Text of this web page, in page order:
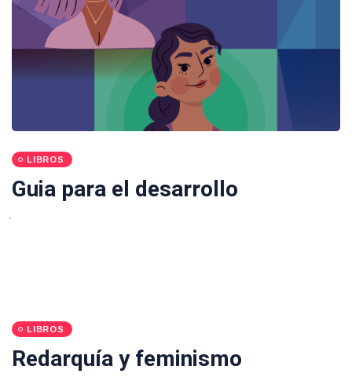
LIBROS
Guia para el desarrollo
LIBROS
Redarquía y feminismo